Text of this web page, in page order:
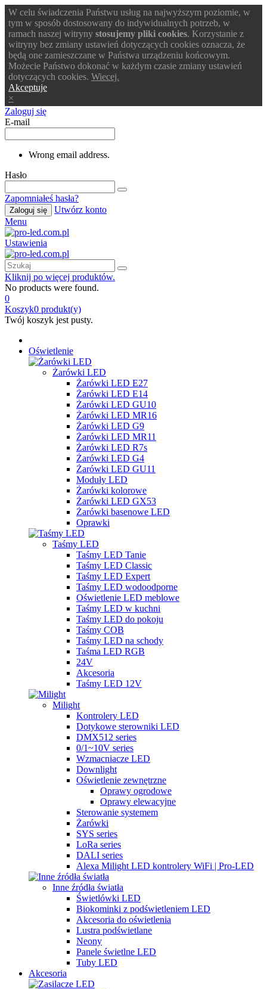
W celu świadczenia Państwu usług na najwyższym poziomie, w
tym w sposób dostosowany do indywidualnych potrzeb, w
ramach naszej witryny stosujemy pliki cookies. Korzystanie z
witryny bez zmiany ustawień dotyczących cookies oznacza, że
będą one zamieszczane w Państwa urządzeniu końcowym.
Możecie Państwo dokonać w każdym czasie zmiany ustawień
dotyczących cookies. Wiecej.
Akceptuje
×
Zaloguj się
E-mail
Wrong email address.
Hasło
Zapomniałeś hasła?
Zaloguj się
Utwórz konto
Menu
Ustawienia
Kliknij po więcej produktów.
No products were found.
0
Koszyk0 produkt(y)
Twój koszyk jest pusty.
Oświetlenie
Żarówki LED
Żarówki LED E27
Żarówki LED E14
Żarówki LED GU10
Żarówki LED MR16
Żarówki LED G9
Żarówki LED MR11
Żarówki LED R7s
Żarówki LED G4
Żarówki LED GU11
Moduły LED
Żarówki kolorowe
Żarówki LED GX53
Żarówki basenowe LED
Oprawki
Taśmy LED
Taśmy LED Tanie
Taśmy LED Classic
Taśmy LED Expert
Taśmy LED wodoodporne
Oświetlenie LED meblowe
Taśmy LED w kuchni
Taśmy LED do pokoju
Taśmy COB
Taśmy LED na schody
Taśma LED RGB
24V
Akcesoria
Taśmy LED 12V
Milight
Kontrolery LED
Dotykowe sterowniki LED
DMX512 series
0/1~10V series
Wzmacniacze LED
Downlight
Oświetlenie zewnętrzne
Oprawy ogrodowe
Oprawy elewacyjne
Sterowanie systemem
Żarówki
SYS series
LoRa series
DALI series
Alexa Milight LED kontrolery WiFi | Pro-LED
Inne źródła światła
Świetlówki LED
Biokominki z podświetleniem LED
Akcesoria do oświetlenia
Lustra podświetlane
Neony
Panele świetlne LED
Tuby LED
Akcesoria